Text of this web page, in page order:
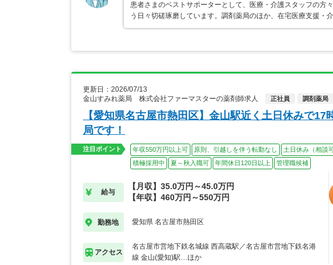
患者さまのベストサポーターとして、医療・介護スタッフの方
う日々切磋琢磨しています。調剤薬局のほか、在宅医療支援・
更新日：2026/07/13
金山すみれ薬局 株式会社ファーマスターの薬剤師求人
正社員 調剤薬局
【愛知県名古屋市熱田区】金山駅近く土日休みで
局です！
注目ポイント 年収550万円以上可 原則、引越しを伴う転勤なし 土日休み（相談
積極採用中
夏～秋入職可 年間休日120日以上 管理職候補
給与
【月収】35.0万円～45.0万円
【年収】460万円～550万円
勤務地 愛知県 名古屋市熱田区
アクセス
名古屋市営地下鉄名城線 西高蔵駅／名古屋市営地下鉄名港
線 金山(愛知)駅…ほか